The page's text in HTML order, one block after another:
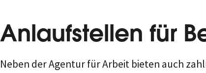
Anlaufstellen für
Neben der Agentur für Arbeit bieten auch